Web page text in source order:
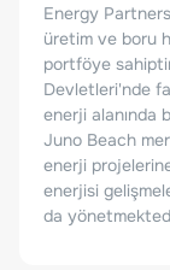
Energy
üretim ve boru
portföye
Devletleri'nde
enerji alanında
Juno Beach
enerji
enerjisi
da